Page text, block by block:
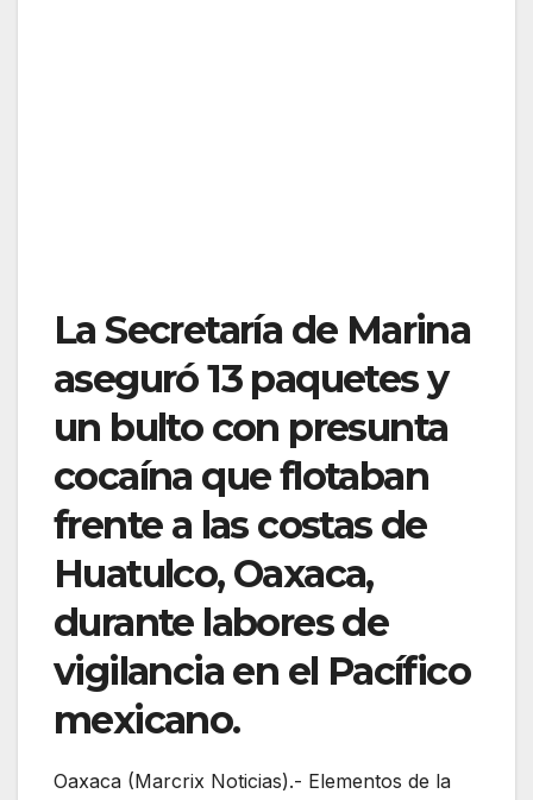
La Secretaría de Marina
aseguró 13 paquetes y
un bulto con presunta
cocaína que flotaban
frente a las costas de
Huatulco, Oaxaca,
durante labores de
vigilancia en el Pacífico
mexicano.
Oaxaca (Marcrix Noticias).- Elementos de la